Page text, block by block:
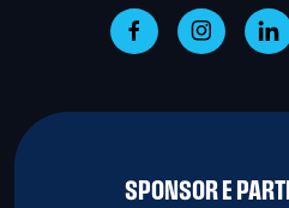
SPONSOR E